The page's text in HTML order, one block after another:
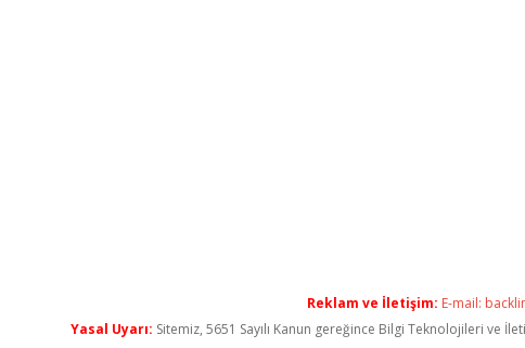
Reklam ve İletişim: E-mail:
Yasal Uyarı: Sitemiz, 5651 Sayılı Kanun gereğince Bilgi Teknolojileri ve